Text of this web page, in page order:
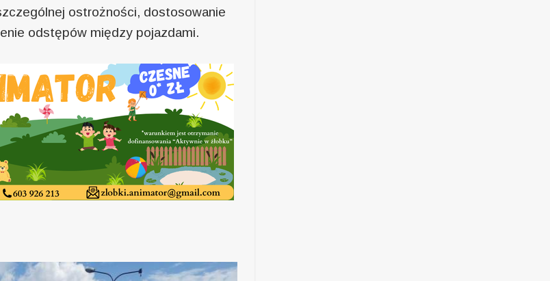
ostrożności, dostosowanie
odstępów między pojazdami.